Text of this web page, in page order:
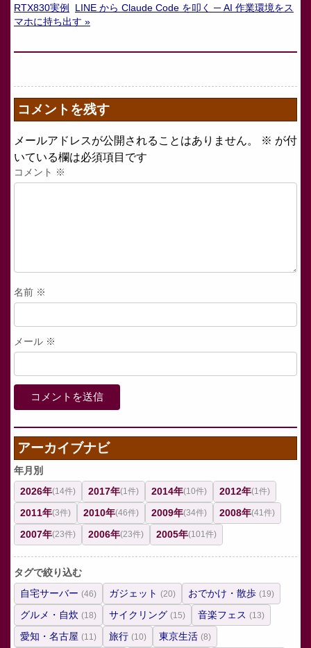
RTX830実例
LINE から Claude Code を叩く ─ AI 作業環境をス
マホに持ち出す »
コメントを残す
メールアドレスが公開されることはありません。 ※ が付
いている欄は必須項目です
コメント ※
名前 ※
メール ※
アーカイブナビ
年月別
2026年(14件) 2017年(1件) 2014年(10件) 2012年(1件)
2011年(3件) 2010年(46件) 2009年(34件) 2008年(41件)
2007年(23件) 2006年(23件) 2005年(101件)
タグで絞り込む
自宅サーバー (46) ガジェット (20) おでかけ・散歩 (19)
グルメ・自炊 (18) サイクリング (15) 音楽フェス (13)
愛知・名古屋 (11) 旅行 (10) 東京生活 (8)